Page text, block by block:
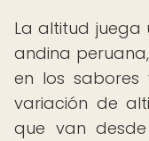
La altitud juega
andina
en los sabores
variación de
que van